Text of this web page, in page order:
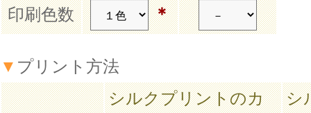
印刷色数 ＊
▼ プリント方法
シルクプリントのカ
シ